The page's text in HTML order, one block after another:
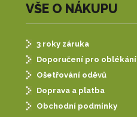
VŠE O NÁKUPU
3 roky záruka
Doporučení pro oblékání
Ošetřování oděvů
Doprava a platba
Obchodní podmínky